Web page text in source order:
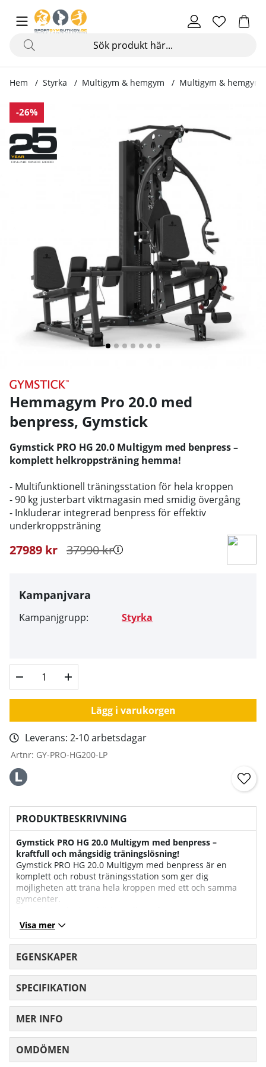
Hem Styrka Multigym & hemgym Multigym & hemgym
-26%
Produktbilder Hemmagym Pro 20.0 med benpress
Hemmagym Pro 20.0 med
benpress, Gymstick
Gymstick PRO HG 20.0 Multigym med benpress –
komplett helkroppsträning hemma!
- Multifunktionell träningsstation för hela kroppen
- 90 kg justerbart viktmagasin med smidig övergång
- Inkluderar integrerad benpress för effektiv
underkroppsträning
37990kr
27989 kr
Kampanjvara
Kampanjgrupp: Styrka
Lägg i varukorgen
Leverans: 2-10 arbetsdagar
Artnr: GY-PRO-HG200-LP
PRODUKTBESKRIVNING
Gymstick PRO HG 20.0 Multigym med benpress –
kraftfull och mångsidig träningslösning!
Gymstick PRO HG 20.0 Multigym med benpress är en
komplett och robust träningsstation som ger dig
möjligheten att träna hela kroppen med ett och samma
gymcenter.
träningsentusiast erbjuder denna maskin ett komplett och
effektivt träningsupplägg direkt hemma eller i mindre
träningslokaler.
Maskinen är designad för att ge trygga, smidiga och
varierade träningspass med ett viktmagasin som är lätt att
justera och en mängd träningsstationer för både över- och
underkropp.
PRO HG 20.0 är utrustad med ett 90 kg justerbart
viktmagasin som erbjuder motstånd från cirka 4,5 kg upp
till 90 kg.
Detta ger dig möjlighet att optimera träningen för styrka,
Visa mer
EGENSKAPER
SPECIFIKATION
MER INFO
OMDÖMEN